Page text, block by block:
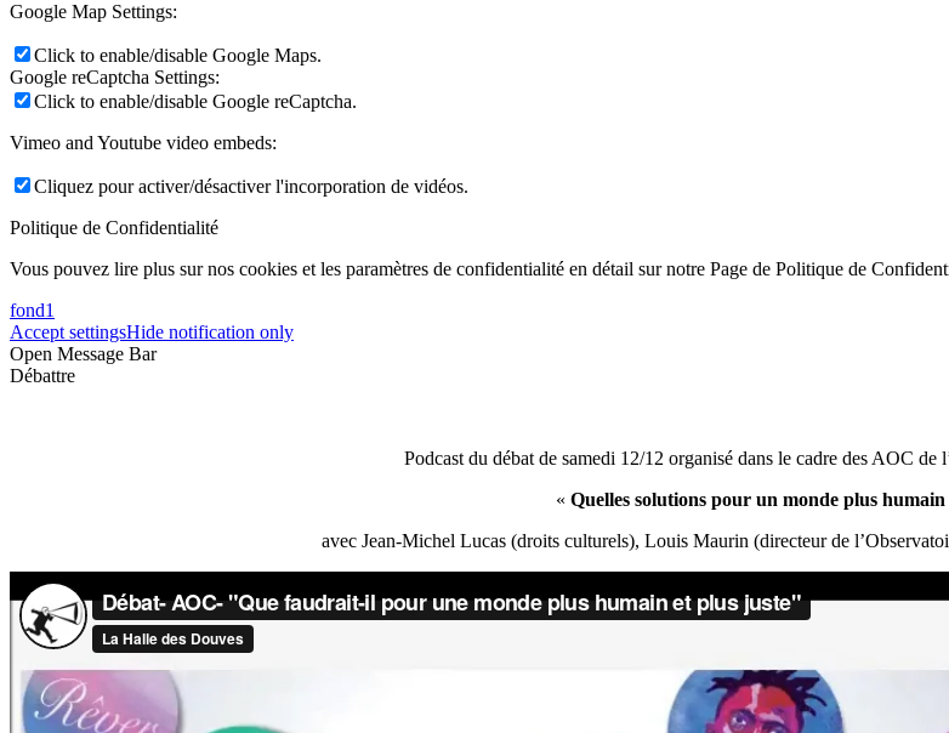
Google Map Settings:
Click to enable/disable Google Maps.
Google reCaptcha Settings:
Click to enable/disable Google reCaptcha.
Vimeo and Youtube video embeds:
Cliquez pour activer/désactiver l'incorporation de vidéos.
Politique de Confidentialité
Vous pouvez lire plus sur nos cookies et les paramètres de confidentialité en détail sur notre Page de Politique de
fond1
Accept settingsHide notification only
Open Message Bar
Débattre
Podcast du débat de samedi 12/12 organisé dans le cadre des AOC
« Quelles solutions pour un monde plus humain
avec Jean-Michel Lucas (droits culturels), Louis Maurin (directeur de